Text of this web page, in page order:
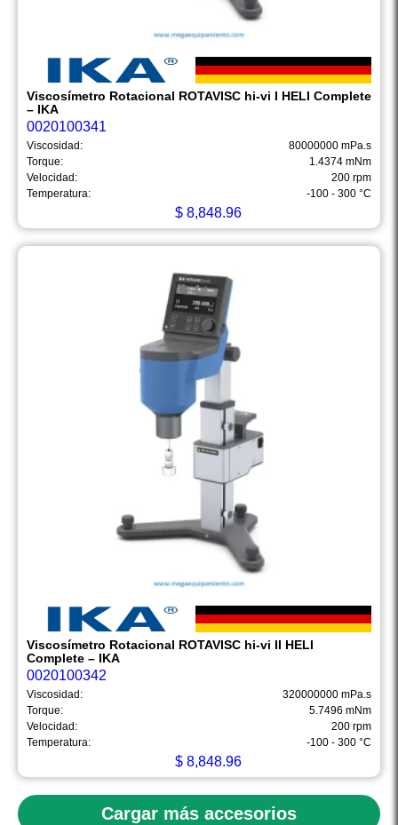
Viscosímetro Rotacional ROTAVISC hi-vi I HELI Complete
– IKA
0020100341
Viscosidad:
80000000 mPa.s
Torque:
1.4374 mNm
Velocidad:
200 rpm
Temperatura:
-100 - 300 °C
$8,848.96
Viscosímetro Rotacional ROTAVISC hi-vi II HELI
Complete – IKA
0020100342
Viscosidad:
320000000 mPa.s
Torque:
5.7496 mNm
Velocidad:
200 rpm
Temperatura:
-100 - 300 °C
$8,848.96
Cargar más accesorios